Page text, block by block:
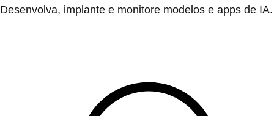
Desenvolva, implante e monitore modelos e apps de IA.